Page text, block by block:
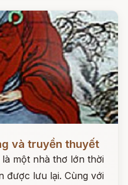
và truyền thuyết
một nhà thơ lớn thời
được lưu lại. Cùng với